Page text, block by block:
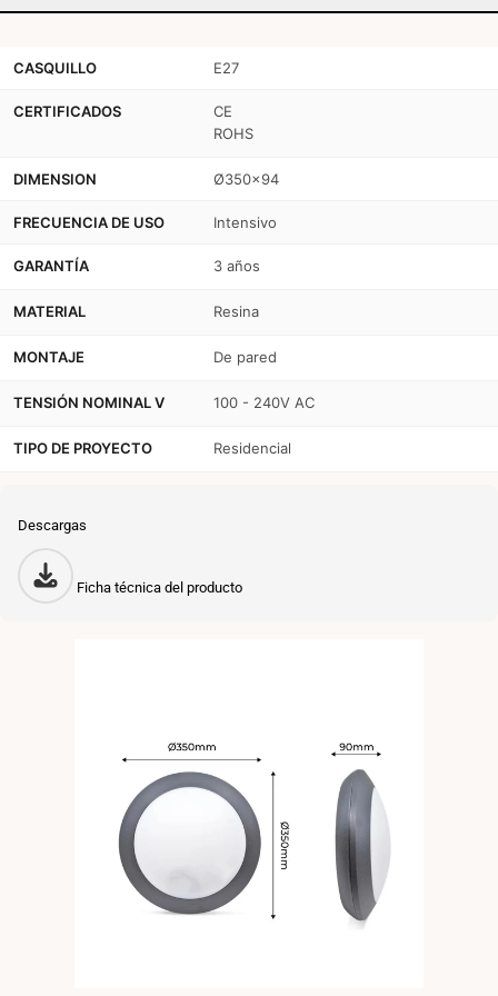
E27
IP66
E27
IP66
CASQUILLO E27
CERTIFICADOS
CE
ROHS
DIMENSION Ø350x94
FRECUENCIA DE USO Intensivo
GARANTÍA 3 años
MATERIAL Resina
MONTAJE De pared
TENSIÓN NOMINAL V 100 - 240V AC
TIPO DE PROYECTO Residencial
Descargas
Ficha técnica del producto